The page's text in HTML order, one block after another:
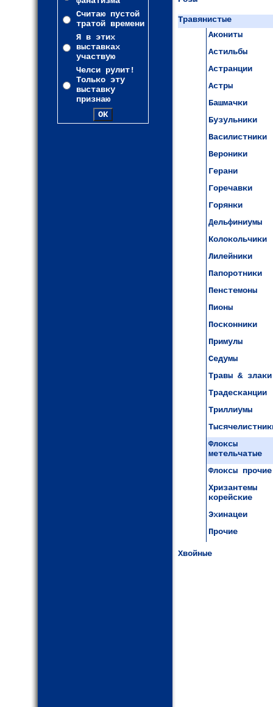
Считаю пустой
тратой времени
Я в этих
выставках
участвую
Челси рулит!
Только эту
выставку
признаю
Травянистые
Акониты
Астильбы
Астранции
Астры
Башмачки
Бузульники
Василистники
Вероники
Герани
Горечавки
Горянки
Дельфиниумы
Колокольчики
Лилейники
Папоротники
Пенстемоны
Пионы
Посконники
Примулы
Седумы
Травы & злаки
Традесканции
Триллиумы
Флоксы
метельчатые
Флоксы прочие
Хризантемы
корейские
Эхинацеи
Прочие
Хвойные